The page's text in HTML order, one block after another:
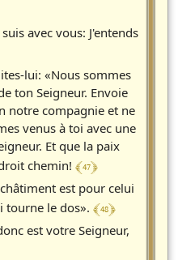
avec vous: J'entends
lui: «Nous sommes
ton Seigneur. Envoie
notre compagnie et ne
venus à toi avec une
Et que la paix
chemin! ﴾ 47 ﴿
est pour celui
tourne le dos». ﴾ 48 ﴿
est votre Seigneur,